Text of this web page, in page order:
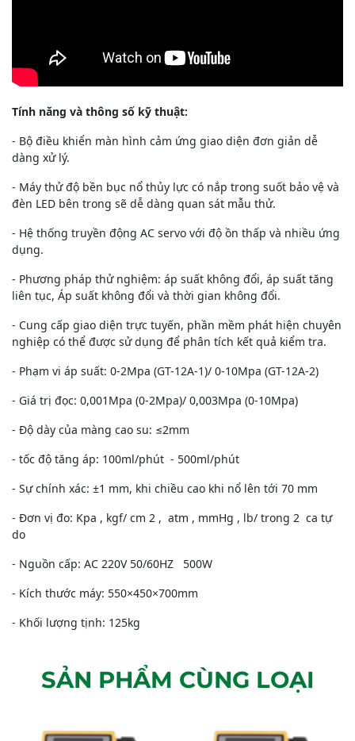
Tính năng và thông số kỹ thuật:
- Bộ điều khiển màn hình cảm ứng giao diện đơn giản dễ
dàng xử lý.
- Máy thử độ bền bục nổ thủy lực có nắp trong suốt bảo vệ và
đèn LED bên trong sẽ dễ dàng quan sát mẫu thử.
- Hệ thống truyền động AC servo với độ ồn thấp và nhiều ứng
dụng.
- Phương pháp thử nghiệm: áp suất không đổi, áp suất tăng
liên tục, Áp suất không đổi và thời gian không đổi.
- Cung cấp giao diện trực tuyến, phần mềm phát hiện chuyên
nghiệp có thể được sử dụng để phân tích kết quả kiểm tra.
- Phạm vi áp suất: 0-2Mpa (GT-12A-1)/ 0-10Mpa (GT-12A-2)
- Giá trị đọc: 0,001Mpa (0-2Mpa)/ 0,003Mpa (0-10Mpa)
- Độ dày của màng cao su: ≤2mm
- tốc độ tăng áp: 100ml/phút - 500ml/phút
- Sự chính xác: ±1 mm, khi chiều cao khi nổ lên tới 70 mm
- Đơn vị đo: Kpa , kgf/ cm 2 , atm , mmHg , lb/ trong 2 ca tự
do
- Nguồn cấp: AC 220V 50/60HZ 500W
- Kích thước máy: 550×450×700mm
- Khối lượng tịnh: 125kg
SẢN PHẨM CÙNG LOẠI